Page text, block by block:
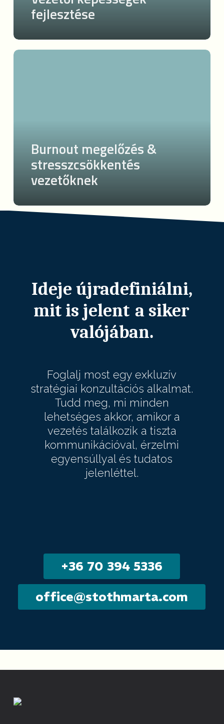
fejlesztése
Burnout
Burnout megelőzés &
stresszcsökkentés
vezetőknek
Ideje újradefiniálni,
mit is jelent a siker
valójában.
Foglalj most egy exkluzív
stratégiai konzultációs alkalmat.
Tudd meg, mi minden
lehetséges akkor, amikor a
vezetés találkozik a tiszta
kommunikációval, érzelmi
egyensúllyal és tudatos
jelenléttel.
+36 70 394 5336
office@stothmarta.com